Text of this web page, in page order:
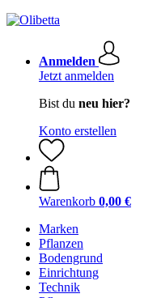
Anmelden
Jetzt anmelden
Bist du neu hier?
Konto erstellen
Warenkorb 0,00 €
Marken
Pflanzen
Bodengrund
Einrichtung
Technik